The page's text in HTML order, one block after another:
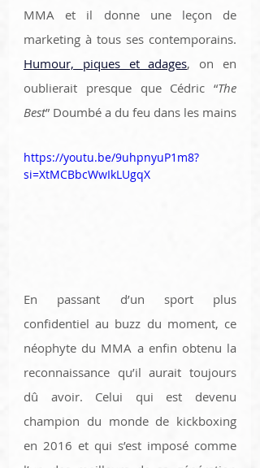
MMA et il donne une leçon de
Humour, piques et adages, on en
oublierait presque que Cédric “The
Best” Doumbé a du feu dans les mains
https://youtu.be/9uhpnyuP1m8?
si=XtMCBbcWwIkLUgqX
En passant d’un sport plus
confidentiel au buzz du moment, ce
néophyte du MMA a enfin obtenu la
reconnaissance qu’il aurait toujours
dû avoir. Celui qui est devenu
champion du monde de kickboxing
en 2016 et qui s’est imposé comme